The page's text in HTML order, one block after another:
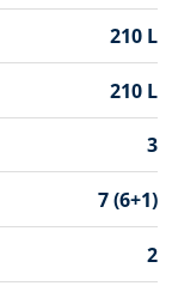
210 L
210 L
3
7 (6+1)
2